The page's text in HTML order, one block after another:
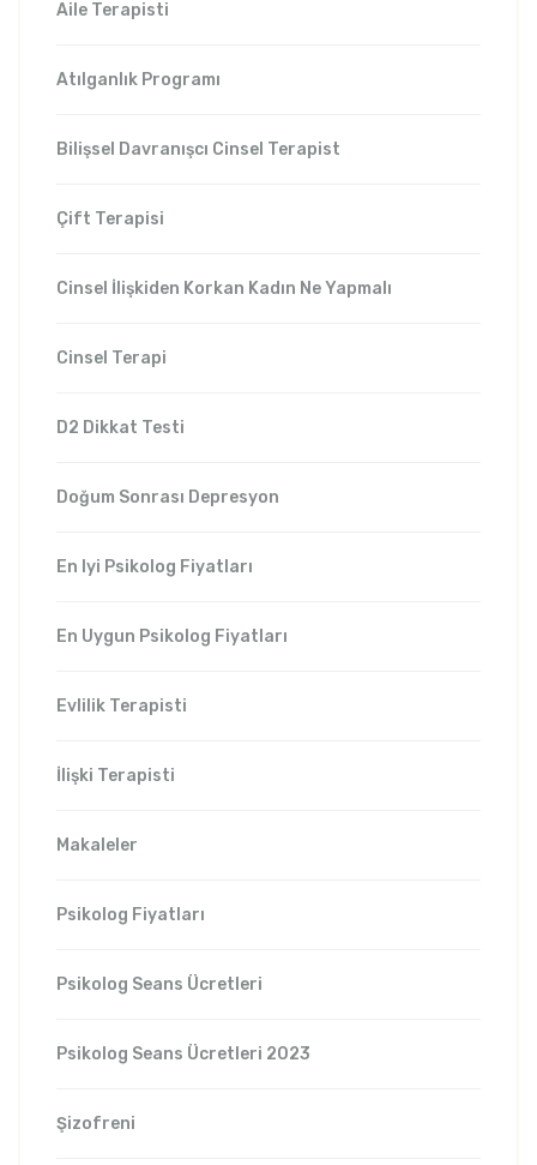
Aile Terapisti
Atılganlık Programı
Bilişsel Davranışcı Cinsel Terapist
Çift Terapisi
Cinsel İlişkiden Korkan Kadın Ne Yapmalı
Cinsel Terapi
D2 Dikkat Testi
Doğum Sonrası Depresyon
En Iyi Psikolog Fiyatları
En Uygun Psikolog Fiyatları
Evlilik Terapisti
İlişki Terapisti
Makaleler
Psikolog Fiyatları
Psikolog Seans Ücretleri
Psikolog Seans Ücretleri 2023
Şizofreni